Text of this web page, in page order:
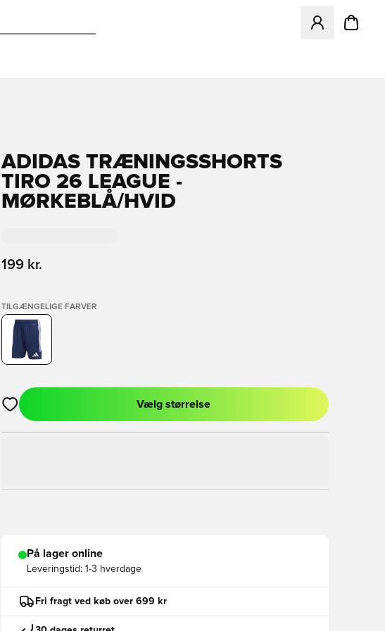
Åbner en
ADIDAS TRÆNINGSSHORTS
TIRO 26 LEAGUE -
MØRKEBLÅ/HVID
199 kr.
TILGÆNGELIGE FARVER
Åbner en Modal til at logge ind eller tilmelde dig som medlem
Vælg størrelse
På lager online
Leveringstid: 1-3 hverdage
Fri fragt ved køb over 699 kr